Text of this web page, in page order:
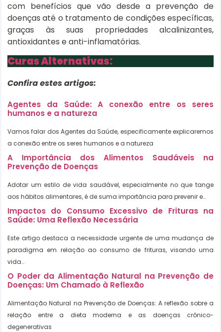
com benefícios que vão desde a prevenção de
doenças até o tratamento de condições específicas,
graças às suas propriedades alcalinizantes,
antioxidantes e anti-inflamatórias.
Curas Alternativas:
Confira estes artigos:
Agentes da Saúde: A conexão entre os seres
humanos e a natureza
Vamos falar dos Agentes da Saúde, especificamente explicaremos
a conexão entre os seres humanos e a natureza
A Importância dos Alimentos Saudáveis na
Prevenção de Doenças
Adotar um estilo de vida saudável, especialmente no que tange
aos hábitos alimentares, é de suma importância para prevenir e…
Impactos do Consumo Excessivo de Frituras na
Saúde: Uma Reflexão Necessária
Este artigo destaca a necessidade urgente de uma mudança de
paradigma em relação ao consumo de frituras, visando uma
vida…
O Poder da Alimentação Natural na Prevenção de
Doenças: Um Chamado à Reflexão
Alimentação Natural na Prevenção de Doenças: A reflexão sobre a
relação entre a dieta moderna e as doenças crónico-
degenerativas